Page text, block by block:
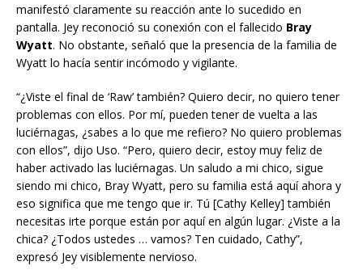
manifestó claramente su reacción ante lo sucedido en
pantalla. Jey reconoció su conexión con el fallecido Bray
Wyatt. No obstante, señaló que la presencia de la familia de
Wyatt lo hacía sentir incómodo y vigilante.
“¿Viste el final de ‘Raw’ también? Quiero decir, no quiero tener
problemas con ellos. Por mí, pueden tener de vuelta a las
luciérnagas, ¿sabes a lo que me refiero? No quiero problemas
con ellos”, dijo Uso. “Pero, quiero decir, estoy muy feliz de
haber activado las luciérnagas. Un saludo a mi chico, sigue
siendo mi chico, Bray Wyatt, pero su familia está aquí ahora y
eso significa que me tengo que ir. Tú [Cathy Kelley] también
necesitas irte porque están por aquí en algún lugar. ¿Viste a la
chica? ¿Todos ustedes … vamos? Ten cuidado, Cathy”,
expresó Jey visiblemente nervioso.